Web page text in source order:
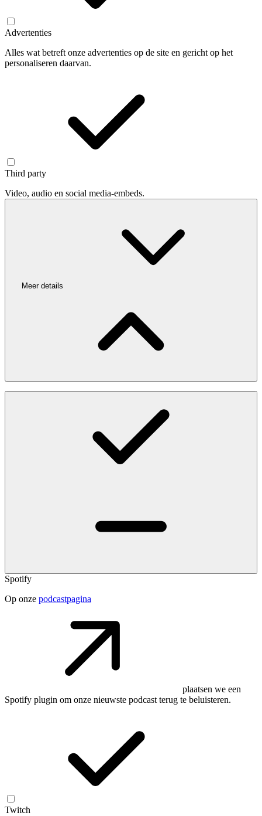
Advertenties
Alles wat betreft onze advertenties op de site en gericht op het
personaliseren daarvan.
Third party
Video, audio en social media-embeds.
Meer details
Spotify
Op onze podcastpagina
plaatsen we een
Spotify plugin om onze nieuwste podcast terug te beluisteren.
Twitch